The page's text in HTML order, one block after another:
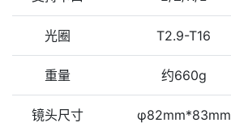
光圈 T2.9-T16
重量 约660g
镜头尺寸 φ82mm*83mm